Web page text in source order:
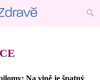
Na vině je špatný